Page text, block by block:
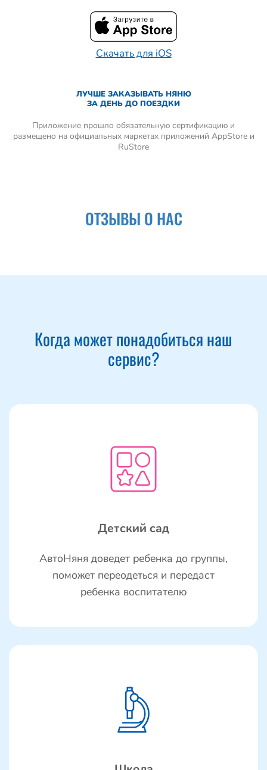
Скачать для iOS
ЛУЧШЕ ЗАКАЗЫВАТЬ НЯНЮ
ЗА ДЕНЬ ДО ПОЕЗДКИ
Приложение прошло обязательную сертификацию и
размещено на официальных маркетах приложений AppStore и
RuStore
ОТЗЫВЫ О НАС
Когда может понадобиться наш
сервис?
Детский сад
АвтоНяня доведет ребенка до группы,
поможет переодеться и передаст
ребенка воспитателю